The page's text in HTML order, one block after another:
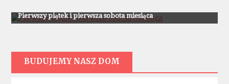
Pierwszy piątek i pierwsza sobota miesiąca
BUDUJEMY NASZ DOM